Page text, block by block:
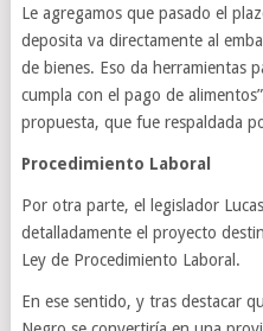
Le agregamos que pasado el
deposita va directamente al
de bienes. Eso da herramientas
cumpla con el pago de
propuesta, que fue respaldada
Procedimiento Laboral
Por otra parte, el legislador
detalladamente el proyecto
Ley de Procedimiento Laboral.
En ese sentido, y tras destacar